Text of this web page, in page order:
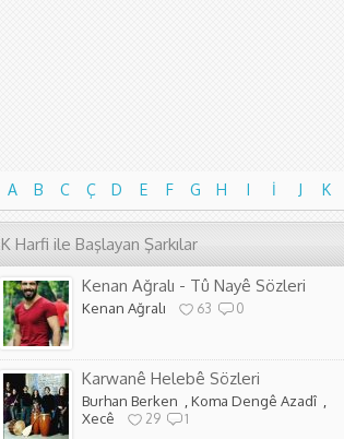
A B C Ç D E F G H I İ J K
A
B C Ç D E F G H I İ J K
K Harfi ile Başlayan Şarkılar
Kenan Ağralı - Tû Nayê Sözleri
Kenan Ağralı 63 0
Karwanê Helebê Sözleri
Burhan Berken Koma Dengê Azadî
Xecê
29 1